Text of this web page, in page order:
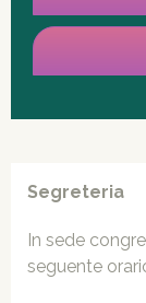
Segreteria
In sede
seguente